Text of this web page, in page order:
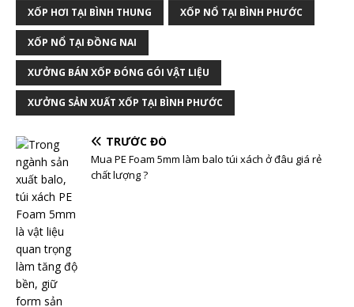
XỐP HƠI TẠI BÌNH THUNG XỐP NỔ TẠI BÌNH PHƯỚC
XỐP NỔ TẠI ĐỒNG NAI
XƯỞNG BÁN XỐP ĐÓNG GÓI VẬT LIỆU
XƯỞNG SẢN XUẤT XỐP TẠI BÌNH PHƯỚC
TRƯỚC ĐÓ
Mua PE Foam 5mm làm balo túi xách ở đâu giá rẻ
chất lượng ?